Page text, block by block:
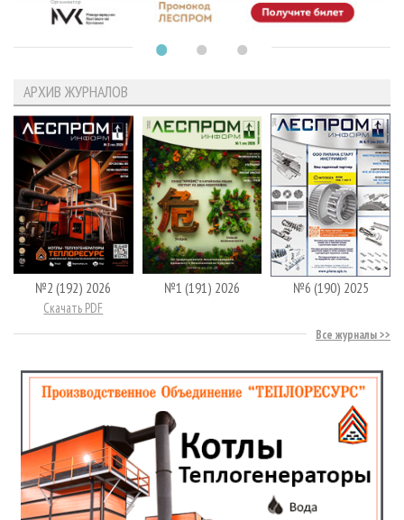
АРХИВ ЖУРНАЛОВ
№2 (192) 2026
Скачать PDF
№1 (191) 2026 №6 (190) 2025
Все журналы